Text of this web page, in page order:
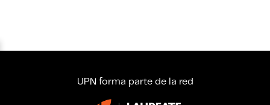
UPN forma parte de la red